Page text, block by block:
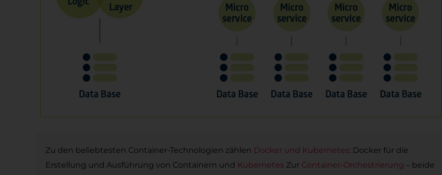
Zu den beliebtesten Container-Technologien zählen Docker und Kubernetes: Docker für die
Erstellung und Ausführung von Containern und Kubernetes Zur Container-Orchestrierung – beide